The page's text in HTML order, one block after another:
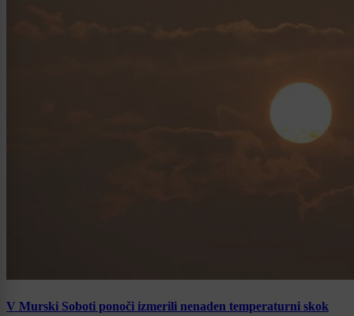
V Murski Soboti ponoči izmerili nenaden temperaturni skok